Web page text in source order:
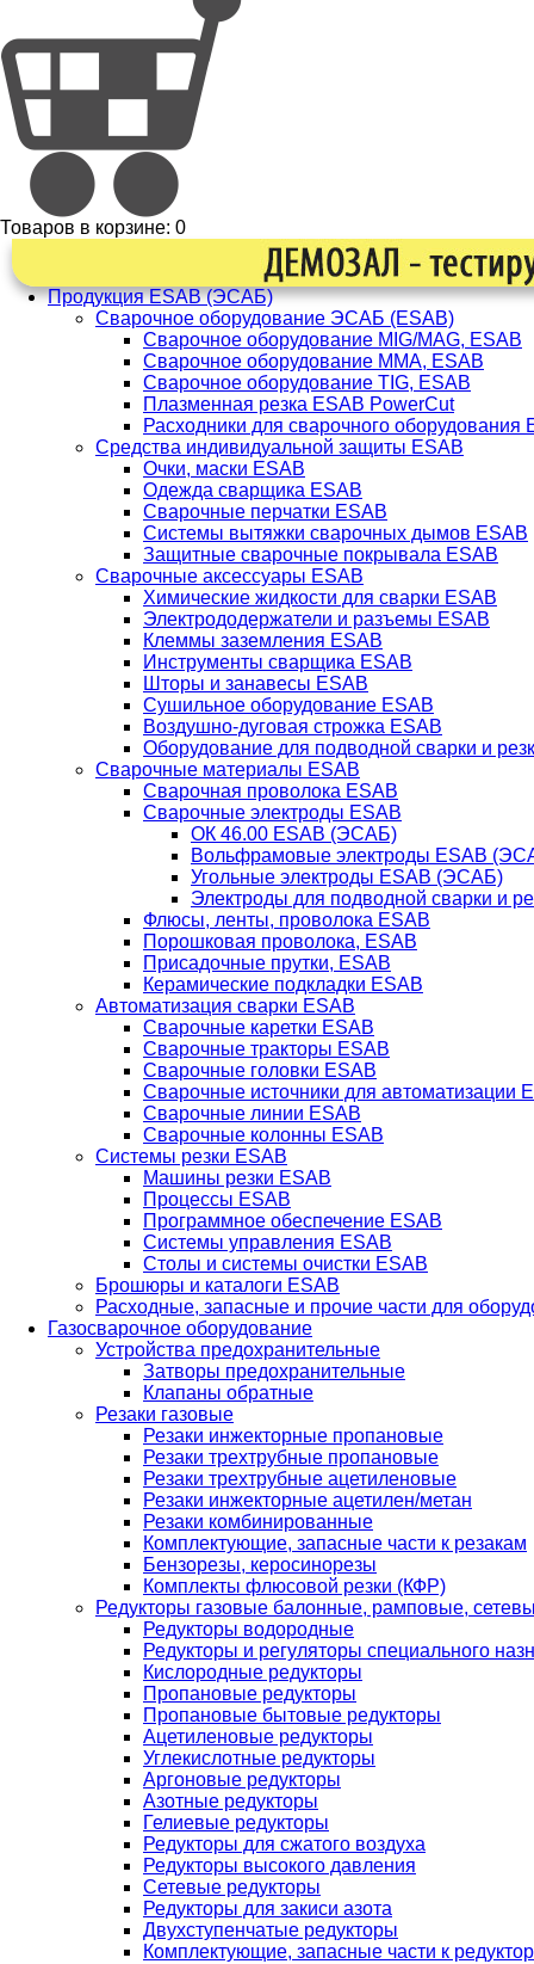
Товаров в корзине: 0
Продукция ESAB (ЭСАБ)
Сварочное оборудование ЭСАБ (ESAB)
Сварочное оборудование MIG/MAG, ESAB
Сварочное оборудование ММА, ESAB
Сварочное оборудование TIG, ESAB
Плазменная резка ESAB PowerCut
Расходники для сварочного оборудования
Средства индивидуальной защиты ESAB
Очки, маски ESAB
Одежда сварщика ESAB
Сварочные перчатки ESAB
Системы вытяжки сварочных дымов ESAB
Защитные сварочные покрывала ESAB
Сварочные аксессуары ESAB
Химические жидкости для сварки ESAB
Электрододержатели и разъемы ESAB
Клеммы заземления ESAB
Инструменты сварщика ESAB
Шторы и занавесы ESAB
Сушильное оборудование ESAB
Воздушно-дуговая строжка ESAB
Оборудование для подводной сварки и
Сварочные материалы ESAB
Сварочная проволока ESAB
Сварочные электроды ESAB
ОК 46.00 ESAB (ЭСАБ)
Вольфрамовые электроды ESAB
Угольные электроды ESAB (ЭСАБ)
Электроды для подводной сварки и
Флюсы, ленты, проволока ESAB
Порошковая проволока, ESAB
Присадочные прутки, ESAB
Керамические подкладки ESAB
Автоматизация сварки ESAB
Сварочные каретки ESAB
Сварочные тракторы ESAB
Сварочные головки ESAB
Сварочные источники для автоматизации
Сварочные линии ESAB
Сварочные колонны ESAB
Системы резки ESAB
Машины резки ESAB
Процессы ESAB
Программное обеспечение ESAB
Системы управления ESAB
Столы и системы очистки ESAB
Брошюры и каталоги ESAB
Расходные, запасные и прочие части для
Газосварочное оборудование
Устройства предохранительные
Затворы предохранительные
Клапаны обратные
Резаки газовые
Резаки инжекторные пропановые
Резаки трехтрубные пропановые
Резаки трехтрубные ацетиленовые
Резаки инжекторные ацетилен/метан
Резаки комбинированные
Комплектующие, запасные части к резакам
Бензорезы, керосинорезы
Комплекты флюсовой резки (КФР)
Редукторы газовые балонные, рамповые,
Редукторы водородные
Редукторы и регуляторы специального
Кислородные редукторы
Пропановые редукторы
Пропановые бытовые редукторы
Ацетиленовые редукторы
Углекислотные редукторы
Аргоновые редукторы
Азотные редукторы
Гелиевые редукторы
Редукторы для сжатого воздуха
Редукторы высокого давления
Сетевые редукторы
Редукторы для закиси азота
Двухступенчатые редукторы
Комплектующие, запасные части к